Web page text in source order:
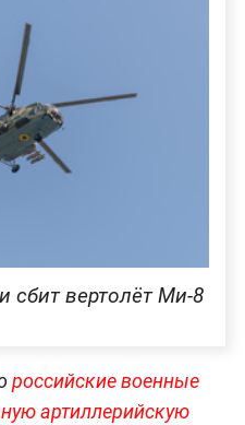
сбит вертолёт Ми-8
российские военные
артиллерийскую